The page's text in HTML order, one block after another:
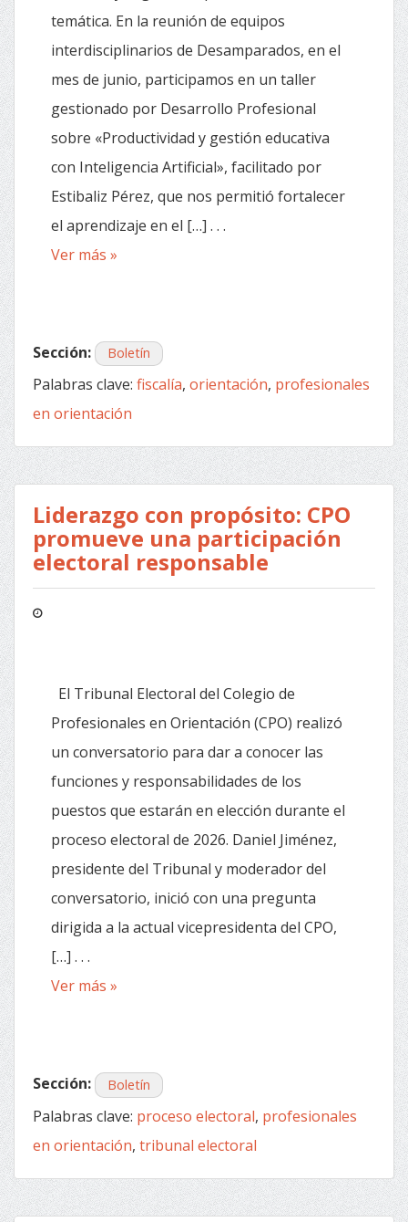
temática. En la reunión de equipos
interdisciplinarios de Desamparados, en el
mes de junio, participamos en un taller
gestionado por Desarrollo Profesional
sobre «Productividad y gestión educativa
con Inteligencia Artificial», facilitado por
Estibaliz Pérez, que nos permitió fortalecer
el aprendizaje en el […] . . .
Ver más »
Sección: Boletín
Palabras clave: fiscalía, orientación, profesionales
en orientación
Liderazgo con propósito: CPO
promueve una participación
electoral responsable
El Tribunal Electoral del Colegio de
Profesionales en Orientación (CPO) realizó
un conversatorio para dar a conocer las
funciones y responsabilidades de los
puestos que estarán en elección durante el
proceso electoral de 2026. Daniel Jiménez,
presidente del Tribunal y moderador del
conversatorio, inició con una pregunta
dirigida a la actual vicepresidenta del CPO,
[…] . . .
Ver más »
Sección: Boletín
Palabras clave: proceso electoral, profesionales
en orientación, tribunal electoral